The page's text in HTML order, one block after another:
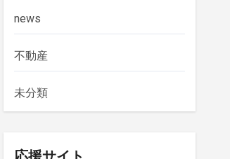
news
不動産
未分類